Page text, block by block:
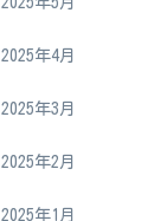
2025年4月
2025年3月
2025年2月
2025年1月